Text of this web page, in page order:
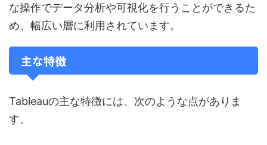
な操作でデータ分析や可視化を行うことができるた
め、幅広い層に利用されています。
主な特徴
Tableauの主な特徴には、次のような点がありま
す。